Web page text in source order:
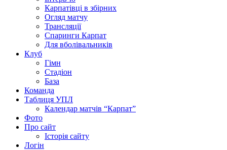
Карпатівці в збірних
Огляд матчу
Трансляції
Спаринги Карпат
Для вболівальників
Клуб
Гімн
Стадіон
База
Команда
Таблиця УПЛ
Календар матчів “Карпат”
Фото
Про сайт
Історія сайту
Логін